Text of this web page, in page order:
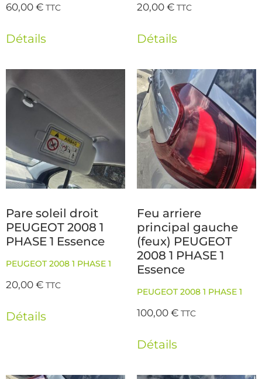
60,00€ TTC
Détails
20,00€ TTC
Détails
Pare soleil droit
PEUGEOT 2008 1
PHASE 1 Essence
PEUGEOT 2008 1 PHASE 1
20,00€ TTC
Détails
Feu arriere
principal gauche
(feux) PEUGEOT
2008 1 PHASE 1
Essence
PEUGEOT 2008 1 PHASE 1
100,00€ TTC
Détails